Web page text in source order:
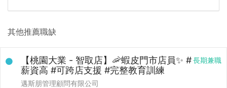
其他推薦職缺
長期兼職
【桃園大業 - 智取店】🦐蝦皮門市店員✨ #
薪資高 #可跨店支援 #完整教育訓練
邁斯朋管理顧問有限公司